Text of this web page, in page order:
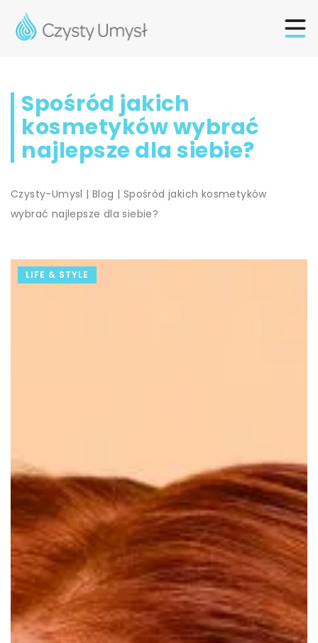
Spośród jakich
kosmetyków wybrać
najlepsze dla siebie?
Czysty-Umysl |Blog | Spośród jakich kosmetyków
wybrać najlepsze dla siebie?
LIFE & STYLE